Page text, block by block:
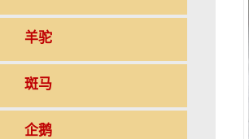
羊驼
斑马
企鹅